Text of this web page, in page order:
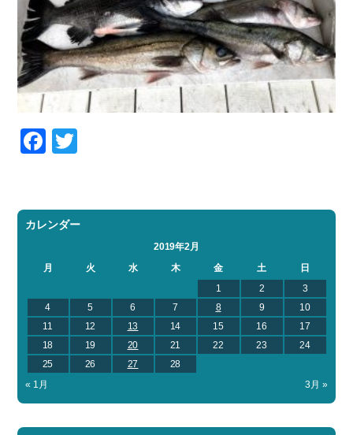
Facebook
カレンダー
2019年2月
月
火 水 木 金 土
日
1
2
3
4
5 6 7 8 9
10
11
12 13 14 15 16
17
18
19 20 21 22 23
24
25
26 27
28
« 1月
3月 »